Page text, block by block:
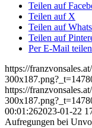
Teilen auf
Teilen auf X
Teilen auf
Teilen auf
Per E-Mail teilen
https://
https://
00:01:262023-01-22
Aufregungen bei